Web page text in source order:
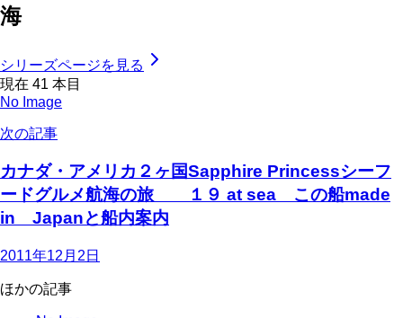
海
シリーズページを見る
現在 41 本目
No Image
次の記事
カナダ・アメリカ２ヶ国Sapphire Princessシーフ
ードグルメ航海の旅 １９ at sea この船made
in Japanと船内案内
2011年12月2日
ほかの記事